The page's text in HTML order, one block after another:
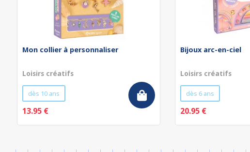
Mon collier à personnaliser
Loisirs créatifs
dès 10 ans
13.95 €
Bijoux arc-en-ciel
Loisirs créatifs
dès 6 ans
20.95 €